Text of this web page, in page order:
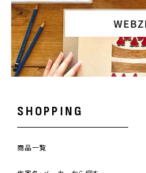
SHOPPING
商品一覧